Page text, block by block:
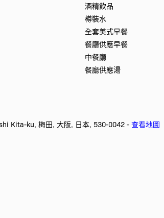
酒精飲品
樽裝水
全套美式早餐
餐廳供應早餐
中餐廳
餐廳供應湯
Kita-ku, 梅田, 大阪, 日本, 530-0042 -查看地圖